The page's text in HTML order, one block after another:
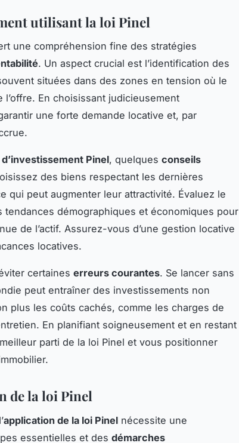
utilisant la loi Pinel
une compréhension fine des stratégies
. Un aspect crucial est l’identification des
situées dans des zones en tension où le
En choisissant judicieusement
une forte demande locative et, par
Pinel, quelques conseils
des biens respectant les dernières
qui peut augmenter leur attractivité. Évaluez le
tendances démographiques et économiques pour
de l’actif. Assurez-vous d’une gestion locative
locatives.
certaines erreurs courantes. Se lancer sans
peut entraîner des investissements non
plus les coûts cachés, comme les charges de
En planifiant soigneusement et en restant
parti de la loi Pinel et vous positionner
de la loi Pinel
application de la loi Pinel nécessite une
essentielles et des démarches